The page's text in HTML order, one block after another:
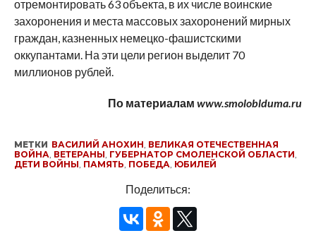
отремонтировать 63 объекта, в их числе воинские
захоронения и места массовых захоронений мирных
граждан, казненных немецко-фашистскими
оккупантами. На эти цели регион выделит 70
миллионов рублей.
По материаламwww.smoloblduma.ru
МЕТКИ ВАСИЛИЙ АНОХИН, ВЕЛИКАЯ ОТЕЧЕСТВЕННАЯ
ВОЙНА, ВЕТЕРАНЫ, ГУБЕРНАТОР СМОЛЕНСКОЙ ОБЛАСТИ,
ДЕТИ ВОЙНЫ, ПАМЯТЬ, ПОБЕДА, ЮБИЛЕЙ
Поделиться: